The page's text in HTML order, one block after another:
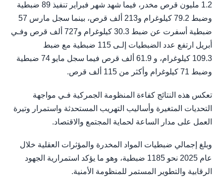
1.2 مليون قرص مخدر، فيما شهد شهر فبراير تنفيذ 89 ضبطية
وضبط 79.2 كيلوغرام و213 ألف قرص، بينما سجل مارس 57
ضبطية أسفرت عن ضبط 30.3 كيلوغرام و727 ألف قرص وفـي
أبريل ارتفع عدد الضبطيات إلـى 115 ضبطية مع ضبط
109.3 كيلوغرام، و 61.9 ألف قرص فيما سجل مايو 74 ضبطية
وضبط 71 كيلوغرام وأكثر من 115 ألف قرص.
تعكس هذه النتائج كفاءة المنظومة الجمركية فـي مواجهة
التحديات المتغيرة وأساليب التهريب المستحدثة واستمرار وتيرة
العمل على مدار الساعة لحماية المجتمع والاقتصاد.
وبلغ إجمالي ضبطيات المواد المخدرة والمؤثرات العقلية خلال
عام 2025 نحو 1185 ضبطية، وهو ما يؤكد استمرارية الجهود
الرقابية والتطوير المستمر للمنظومة الأمنية.